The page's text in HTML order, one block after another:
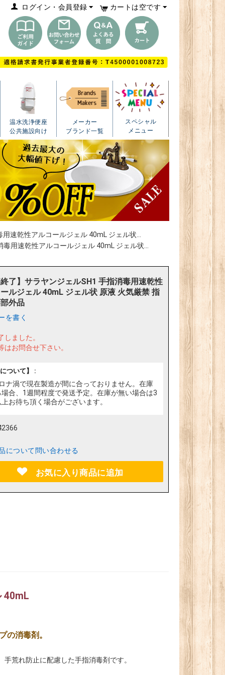
カートは空です
ログイン・会員登録
温水洗浄便座
公共施設向け
メーカー
ブランド一覧
スペシャル
メニュー
速乾性アルコールジェル 40mL ジェル状...
用速乾性アルコールジェル 40mL ジェル状...
了】サラヤンジェルSH1 手指消毒用速乾性
ルジェル 40mL ジェル状 原液 火気厳禁 指
外品
を書く
しました。
はお問合せ下さい。
ついて】 :
ナ渦で現在製造が間に合っておりません。在庫
合、1週間程度で発送予定。在庫が無い場合は3
お待ち頂く場合がございます。
について問い合わせる
お気に入り商品に追加
40mL
の消毒剤。
荒れ防止に配慮した手指消毒剤です。